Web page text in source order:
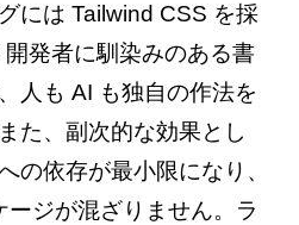
には Tailwind CSS を採
発者に馴染みのある書
人も AI も独自の作法を
た、副次的な効果とし
の依存が最小限になり、
ジが混ざりません。ラ